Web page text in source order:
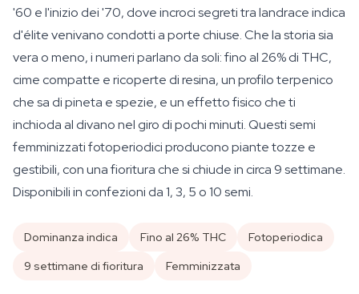
'60 e l'inizio dei '70, dove incroci segreti tra landrace indica
d'élite venivano condotti a porte chiuse. Che la storia sia
vera o meno, i numeri parlano da soli: fino al 26% di THC,
cime compatte e ricoperte di resina, un profilo terpenico
che sa di pineta e spezie, e un effetto fisico che ti
inchioda al divano nel giro di pochi minuti. Questi semi
femminizzati fotoperiodici producono piante tozze e
gestibili, con una fioritura che si chiude in circa 9 settimane.
Disponibili in confezioni da 1, 3, 5 o 10 semi.
Dominanza indica Fino al 26% THC
Fotoperiodica
9 settimane di fioritura
Femminizzata